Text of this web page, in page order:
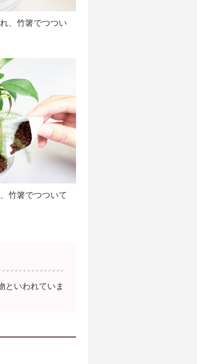
、竹箸でつつい
竹箸でつついて
といわれていま